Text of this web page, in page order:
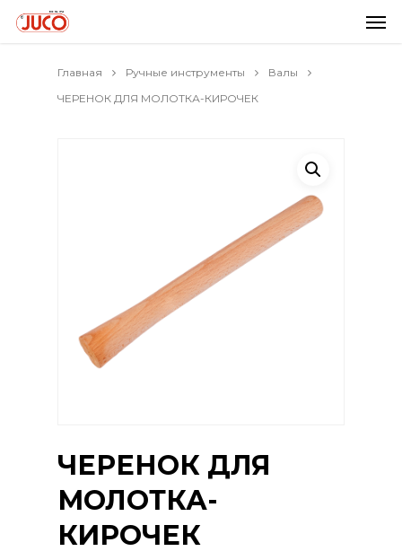
Главная Ручные инструменты
Валы
ЧЕРЕНОК ДЛЯ МОЛОТКА-КИРОЧЕК
ЧЕРЕНОК ДЛЯ
МОЛОТКА-
КИРОЧЕК